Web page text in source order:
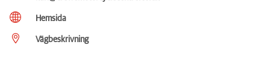
Hemsida
Vägbeskrivning